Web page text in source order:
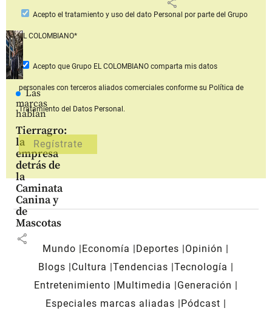
Las
marcas
hablan
Tierragro:
la
empresa
detrás de
la
Caminata
Canina y
de
Mascotas
share
Acepto el tratamiento y uso del dato Personal por parte del Grupo
EL COLOMBIANO*
Acepto que Grupo EL COLOMBIANOcomparta mis datos
personales con terceros aliados comerciales conforme su Política de
Tratamiento del Datos Personal.
Mundo Economía Deportes
Opinión
Blogs
Cultura Tendencias Tecnología
Entretenimiento
Multimedia
Generación
Especiales marcas aliadas
Pódcast